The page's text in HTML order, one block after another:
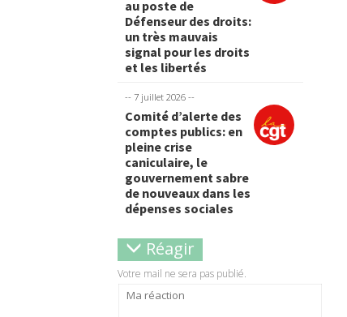
au poste de
Défenseur des droits:
un très mauvais
signal pour les droits
et les libertés
-- 7 juillet 2026 --
Comité d’alerte des
comptes publics: en
pleine crise
caniculaire, le
gouvernement sabre
de nouveaux dans les
dépenses sociales
Réagir
Votre mail ne sera pas publié.